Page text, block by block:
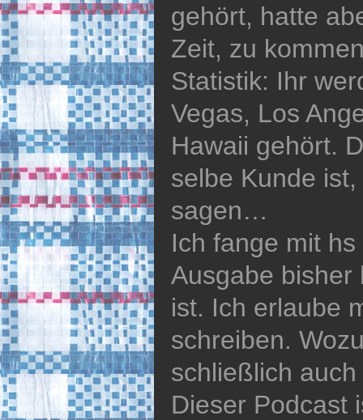
gehört, hatte
Zeit, zu
Statistik: Ihr
Vegas, Los
Hawaii gehört.
selbe Kunde
sagen…
Ich fange mit
Ausgabe bisher
ist. Ich erlaube
schreiben.
schließlich
Dieser Podcast